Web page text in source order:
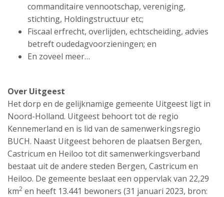
commanditaire vennootschap, vereniging,
stichting, Holdingstructuur etc;
Fiscaal erfrecht, overlijden, echtscheiding, advies
betreft oudedagvoorzieningen; en
En zoveel meer…
Over Uitgeest
Het dorp en de gelijknamige gemeente Uitgeest ligt in
Noord-Holland. Uitgeest behoort tot de regio
Kennemerland en is lid van de samenwerkingsregio
BUCH. Naast Uitgeest behoren de plaatsen Bergen,
Castricum en Heiloo tot dit samenwerkingsverband
bestaat uit de andere steden Bergen, Castricum en
Heiloo. De gemeente beslaat een oppervlak van 22,29
km2 en heeft 13.441 bewoners (31 januari 2023, bron: